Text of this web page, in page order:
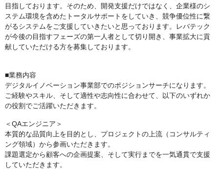
目指しております。そのため、開発支援だけではなく、企業様のシ
ステム環境を含めたトータルサポートをしていき、競争優位性に繋
がるシステムをご支援していきたいと思っております。レバテック
が今後の目指すフェーズの第一人者として切り開き、事業拡大に貢
献していただける方を募集しております。
■業務内容
デジタルイノベーション事業部でのポジションサーチになります。
ご経験やスキル、そして適性や志向性に合わせて、以下のいずれか
の役割でご活躍いただきます。
＜QAエンジニア＞
本質的な品質向上を目的とし、プロジェクトの上流（コンサルティ
ング領域）から参画いただきます。
課題選定から顧客への企画提案、そして実行までを一気通貫で支援
していただきます。